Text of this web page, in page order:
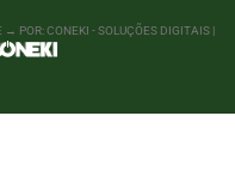
POR: CONEKI - SOLUÇÕES DIGITAIS |